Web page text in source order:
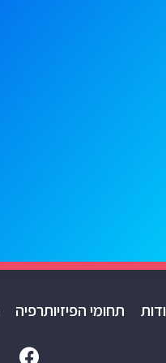
תחומי הפיזיותרפיה